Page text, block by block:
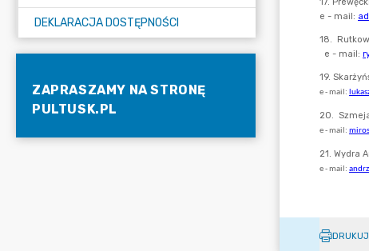
DEKLARACJA DOSTĘPNOŚCI
ZAPRASZAMY NA STRONĘ
PULTUSK.PL
DRUKUJ